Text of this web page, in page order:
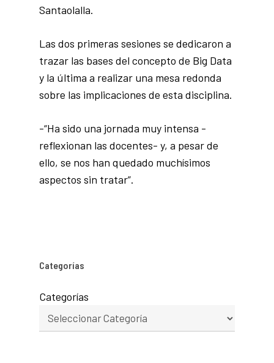
Santaolalla.
Las dos primeras sesiones se dedicaron a
trazar las bases del concepto de Big Data
y la última a realizar una mesa redonda
sobre las implicaciones de esta disciplina.
-“Ha sido una jornada muy intensa -
reflexionan las docentes- y, a pesar de
ello, se nos han quedado muchísimos
aspectos sin tratar”.
Categorías
Categorías